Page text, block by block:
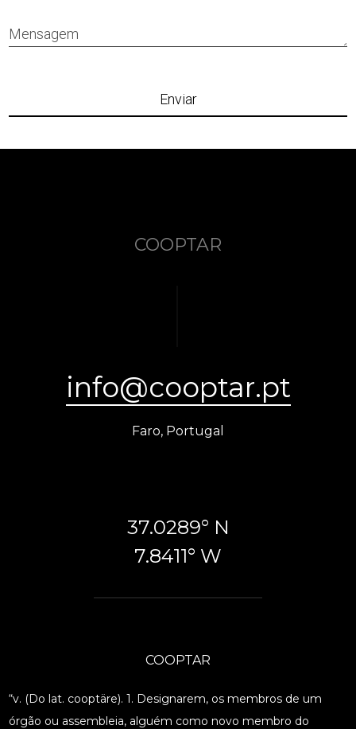
COOPTAR
info@cooptar.pt
Faro, Portugal
37.0289° N
7.8411° W
COOPTAR
“v. (Do lat. cooptäre). 1. Designarem, os membros de um
órgão ou assembleia, alguém como novo membro do